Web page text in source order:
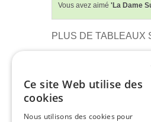
Vous avez aimé 'La Dame
PLUS DE TABLEAUX
Ce site Web utilise des
cookies
Nous utilisons des cookies pour